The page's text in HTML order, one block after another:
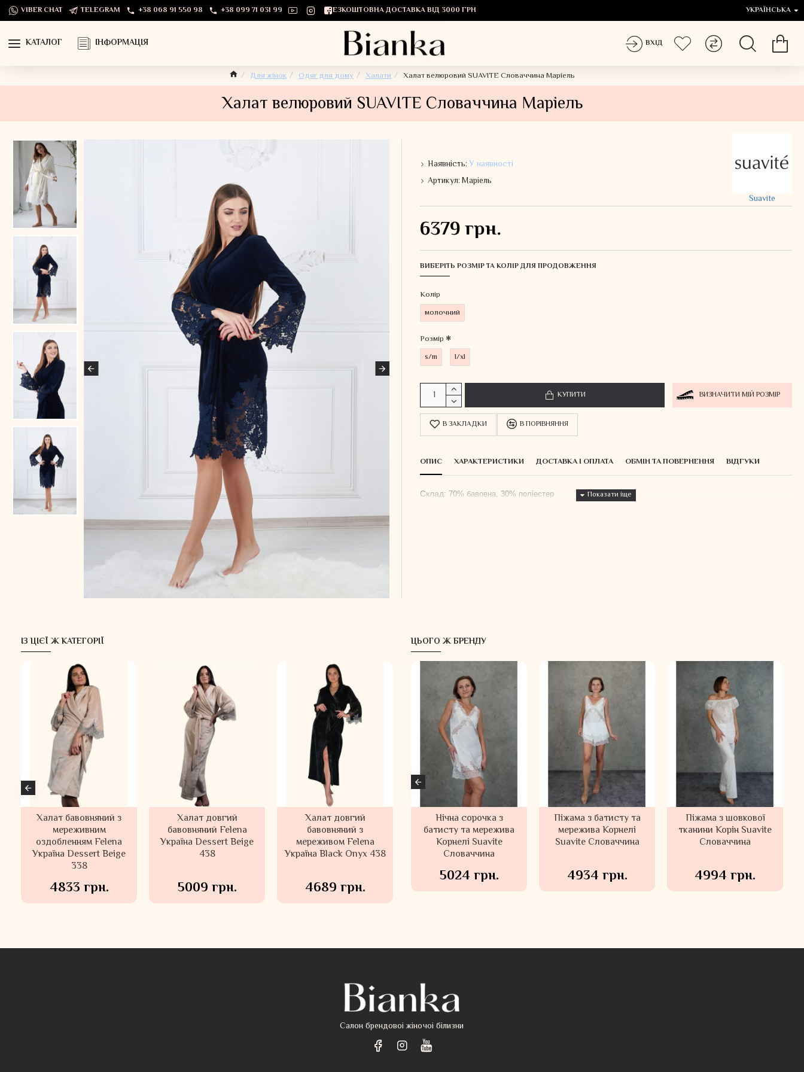
VIBER CHAT TELEGRAM +38 068 91 550 98 +38 099 71 031 99 БЕЗКОШТОВНА ДОСТАВКА ВІД 3000 ГРН УКРАЇНСЬКА
КАТАЛОГ ІНФОРМАЦІЯ ВХІД
Для жінок Одяг для дому Халати Халат велюровий SUAVITE Словаччина Маріель
Халат велюровий SUAVITE Словаччина Маріель
Наявність:У наявності
Артикул:Маріель
Suavite
6379 грн.
ВИБЕРІТЬ РОЗМІР ТА КОЛІР ДЛЯ ПРОДОВЖЕННЯ
Колiр
молочний
Розмір
s/m
l/xl
КУПИТИ ВИЗНАЧИТИ МІЙ РОЗМІР
В ЗАКЛАДКИ В ПОРІВНЯННЯ
ОПИС ХАРАКТЕРИСТИКИ ДОСТАВКА І ОПЛАТА ОБМІН ТА ПОВЕРНЕННЯ ВІДГУКИ
Склад: 70% бавовна, 30% поліестер
ІЗ ЦІЄЇ Ж КАТЕГОРІЇ
Халат бавовняний з
мереживним
оздобленням Felena
Україна Dessert Beige
338
4833 грн.
Халат довгий
бавовняний Felena
Україна Dessert Beige
438
5009 грн.
Халат довгий
бавовняний з
мереживом Felena
Україна Black Onyx 438
4689 грн.
ЦЬОГО Ж БРЕНДУ
Короткий халат Ваніла
Suavite Словаччина
Нічна сорочка з
батисту і шовку Корін
Suavite Словаччина
Нічна сорочка з
батисту і шовку Корін
Suavite Словаччина
Нічна сорочка з
батисту та мережива
Корнелі Suavite
Словаччина
5024 грн.
Піжама з батисту та
мережива Корнелі
Suavite Словаччина
4934 грн.
Піжама з шовкової
тканини Корін Suavite
Словаччина
4994 грн.
Салон брендовоі жіночоі білизни